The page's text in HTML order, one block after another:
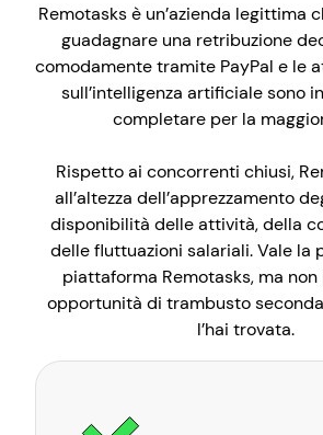
Remotasks è un’azienda legittima
guadagnare una retribuzione
comodamente tramite PayPal e le
sull’intelligenza artificiale sono
completare per la
Rispetto ai concorrenti chiusi,
all’altezza dell’apprezzamento
disponibilità delle attività, della
delle fluttuazioni salariali. Vale la
piattaforma Remotasks, ma
opportunità di trambusto
l’hai trovata.